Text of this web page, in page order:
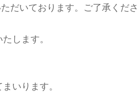
だいております。ご了承くださ
します。
いります。